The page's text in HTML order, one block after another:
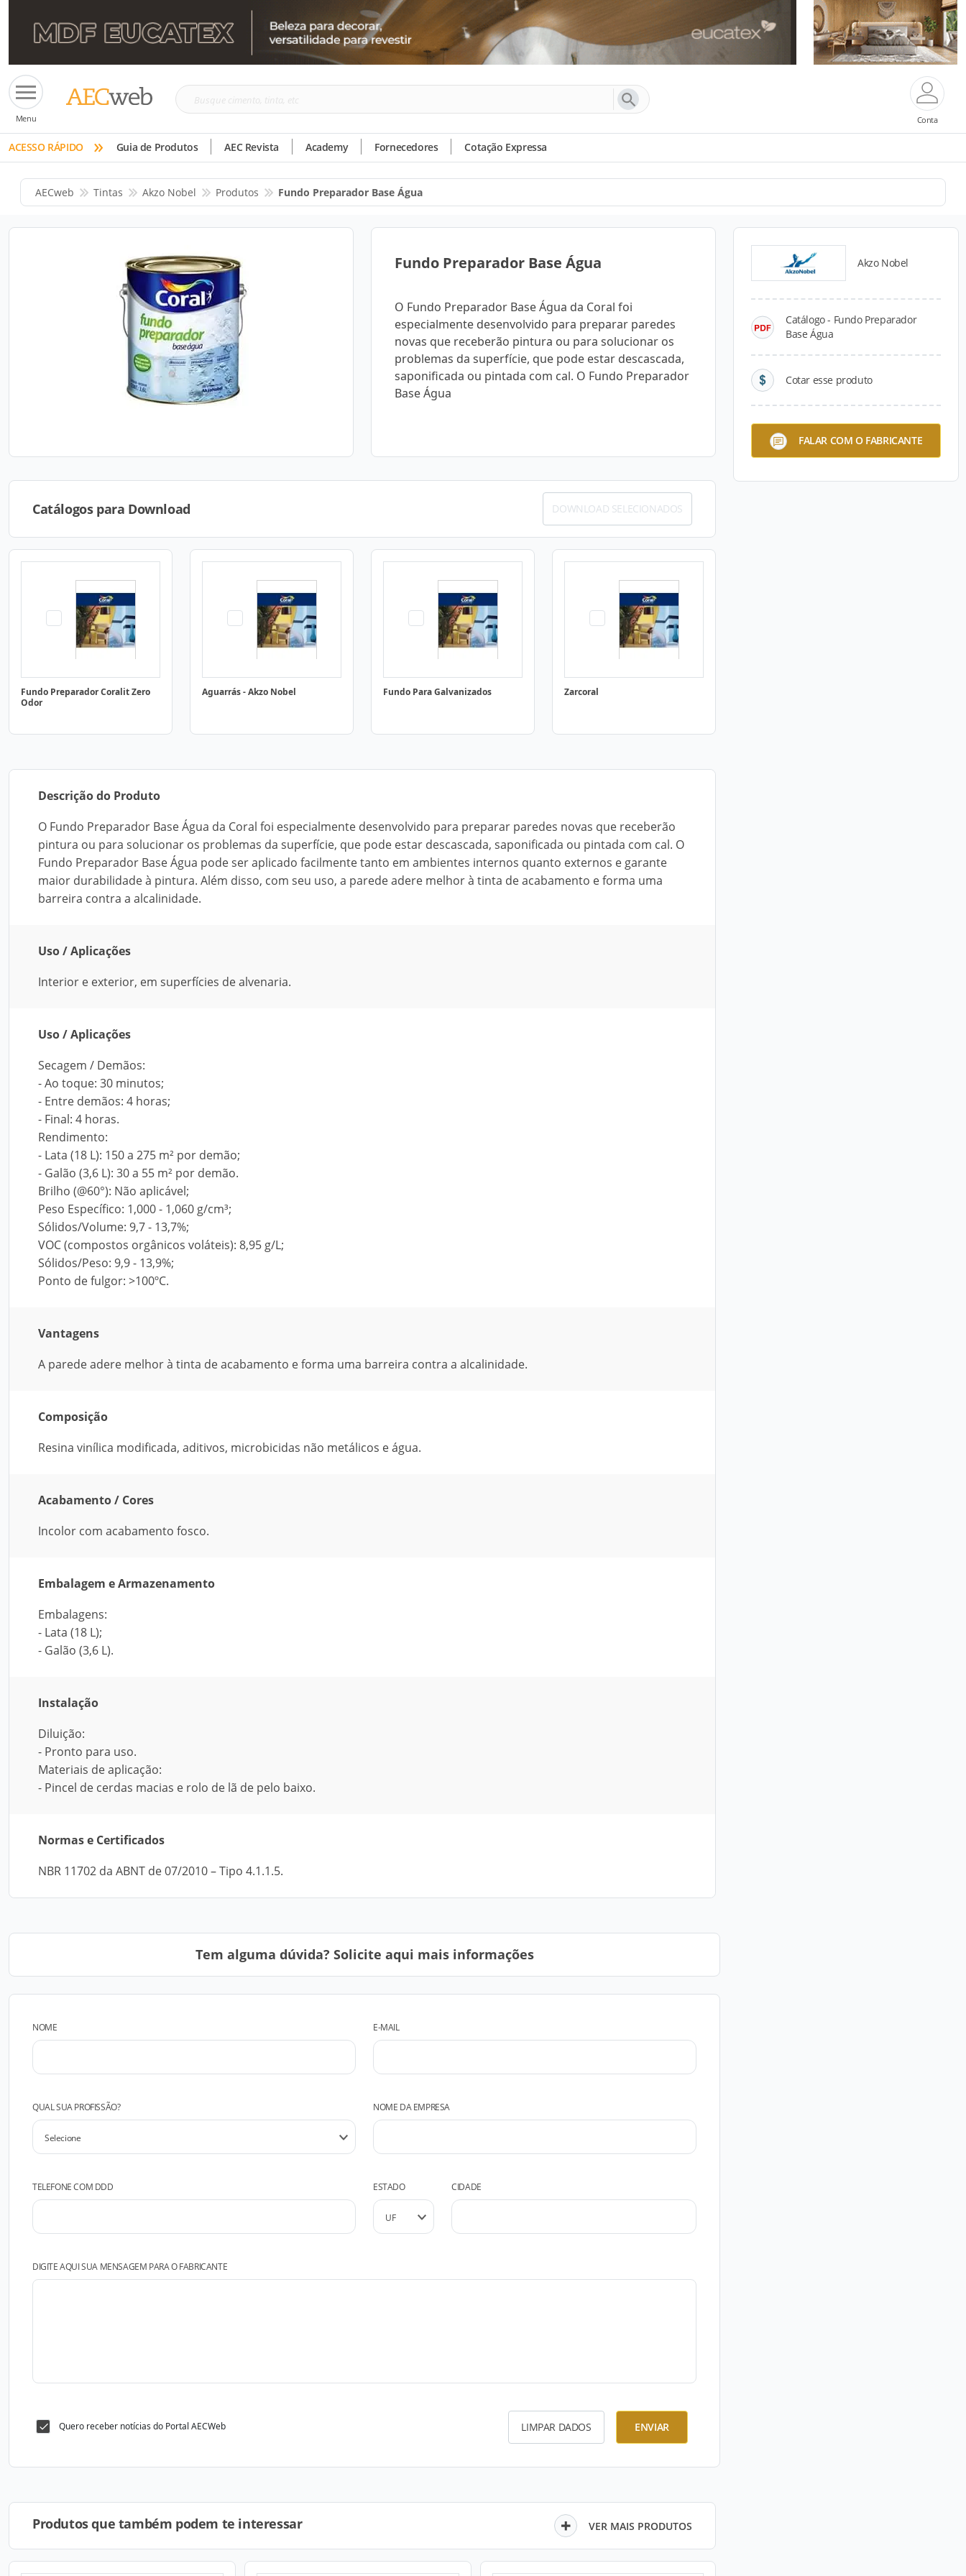
Menu
Busque
tinta,
etc
Conta
ACESSO RÁPIDO » Guia de Produtos AEC Revista Academy Fornecedores Cotação Expressa
AECweb Tintas Akzo Nobel Produtos Fundo Preparador Base Água
Fundo Preparador Base Água
O Fundo Preparador Base Água da Coral foi
especialmente desenvolvido para preparar paredes
novas que receberão pintura ou para solucionar os
problemas da superfície, que pode estar descascada,
saponificada ou pintada com cal. O Fundo Preparador
Base Água
Akzo Nobel
Catálogo - Fundo Preparador
Base Água
Cotar esse produto
FALAR COM O FABRICANTE
Catálogos para Download DOWNLOAD SELECIONADOS
Fundo Preparador Coralit Zero
Odor
Aguarrás - Akzo Nobel Fundo Para Galvanizados Zarcoral
Descrição do Produto
O Fundo Preparador Base Água da Coral foi especialmente desenvolvido para preparar paredes novas que receberão
pintura ou para solucionar os problemas da superfície, que pode estar descascada, saponificada ou pintada com cal. O
Fundo Preparador Base Água pode ser aplicado facilmente tanto em ambientes internos quanto externos e garante
maior durabilidade à pintura. Além disso, com seu uso, a parede adere melhor à tinta de acabamento e forma uma
barreira contra a alcalinidade.
Uso / Aplicações
Interior e exterior, em superfícies de alvenaria.
Uso / Aplicações
Secagem / Demãos:
- Ao toque: 30 minutos;
- Entre demãos: 4 horas;
- Final: 4 horas.
Rendimento:
- Lata (18 L): 150 a 275 m² por demão;
- Galão (3,6 L): 30 a 55 m² por demão.
Brilho (@60°): Não aplicável;
Peso Específico: 1,000 - 1,060 g/cm³;
Sólidos/Volume: 9,7 - 13,7%;
VOC (compostos orgânicos voláteis): 8,95 g/L;
Sólidos/Peso: 9,9 - 13,9%;
Ponto de fulgor: >100ºC.
Vantagens
A parede adere melhor à tinta de acabamento e forma uma barreira contra a alcalinidade.
Composição
Resina vinílica modificada, aditivos, microbicidas não metálicos e água.
Acabamento / Cores
Incolor com acabamento fosco.
Embalagem e Armazenamento
Embalagens:
- Lata (18 L);
- Galão (3,6 L).
Instalação
Diluição:
- Pronto para uso.
Materiais de aplicação:
- Pincel de cerdas macias e rolo de lã de pelo baixo.
Normas e Certificados
NBR 11702 da ABNT de 07/2010 – Tipo 4.1.1.5.
Tem alguma dúvida? Solicite aqui mais informações
NOME E-MAIL
QUAL SUA PROFISSÃO? NOME DA EMPRESA
TELEFONE COM DDD ESTADO CIDADE
DIGITE AQUI SUA MENSAGEM PARA O FABRICANTE
Quero receber notícias do Portal AECWeb LIMPAR DADOS ENVIAR
Produtos que também podem te interessar VER MAIS PRODUTOS